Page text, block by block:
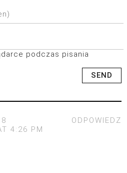
podczas pisania
ODPOWIEDZ
4:26 PM